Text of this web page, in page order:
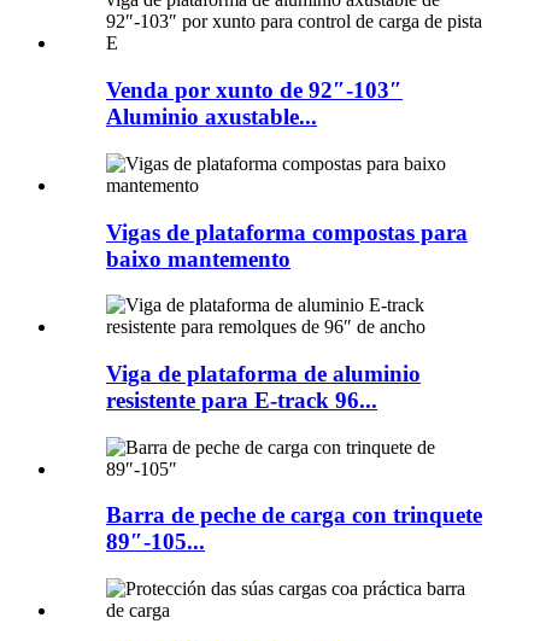
Venda por xunto de 92″-103″
Aluminio axustable...
Vigas de plataforma compostas para
baixo mantemento
Viga de plataforma de aluminio
resistente para E-track 96...
Barra de peche de carga con trinquete
89″-105...